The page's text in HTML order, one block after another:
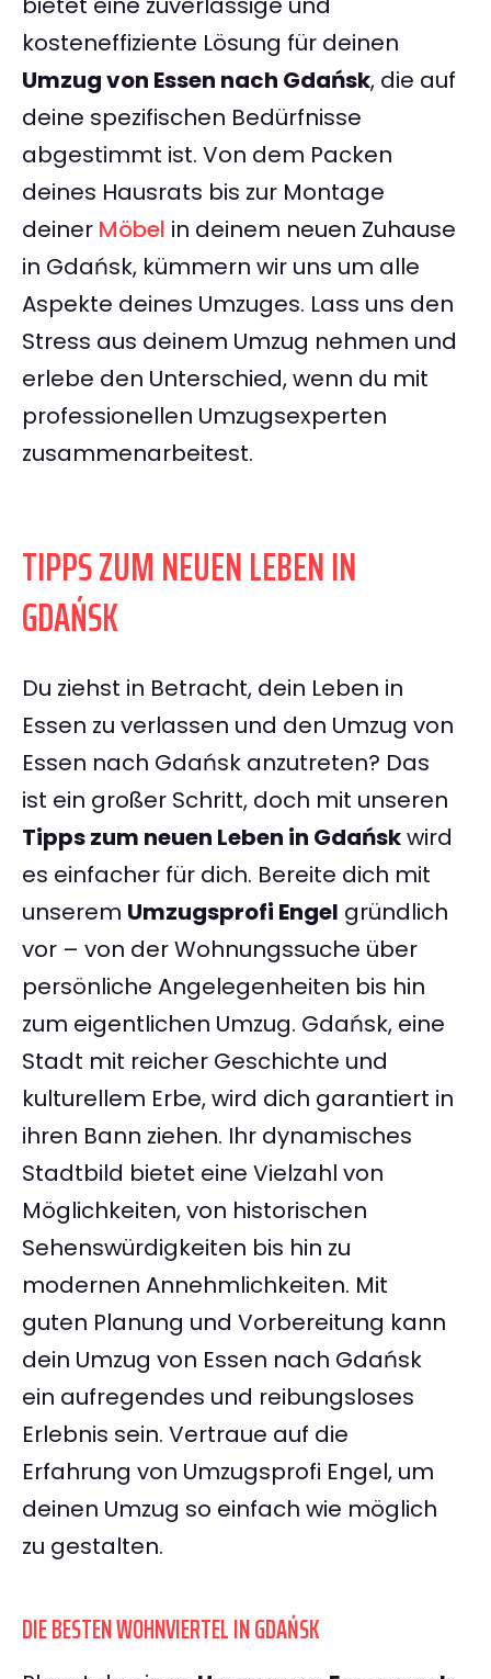
kosteneffiziente Lösung für deinen
Umzug von Essen nach Gdańsk, die auf
deine spezifischen Bedürfnisse
abgestimmt ist. Von dem Packen
deines Hausrats bis zur Montage
deiner Möbel in deinem neuen Zuhause
in Gdańsk, kümmern wir uns um alle
Aspekte deines Umzuges. Lass uns den
Stress aus deinem Umzug nehmen und
erlebe den Unterschied, wenn du mit
professionellen Umzugsexperten
zusammenarbeitest.
TIPPS ZUM NEUEN LEBEN IN
GDAŃSK
Du ziehst in Betracht, dein Leben in
Essen zu verlassen und den Umzug von
Essen nach Gdańsk anzutreten? Das
ist ein großer Schritt, doch mit unseren
Tipps zum neuen Leben in Gdańskwird
es einfacher für dich. Bereite dich mit
unserem Umzugsprofi Engel gründlich
vor – von der Wohnungssuche über
persönliche Angelegenheiten bis hin
zum eigentlichen Umzug. Gdańsk, eine
Stadt mit reicher Geschichte und
kulturellem Erbe, wird dich garantiert in
ihren Bann ziehen. Ihr dynamisches
Stadtbild bietet eine Vielzahl von
Möglichkeiten, von historischen
Sehenswürdigkeiten bis hin zu
modernen Annehmlichkeiten. Mit
guten Planung und Vorbereitung kann
dein Umzug von Essen nach Gdańsk
ein aufregendes und reibungsloses
Erlebnis sein. Vertraue auf die
Erfahrung von Umzugsprofi Engel, um
deinen Umzug so einfach wie möglich
zu gestalten.
DIE BESTEN WOHNVIERTEL IN GDAŃSK